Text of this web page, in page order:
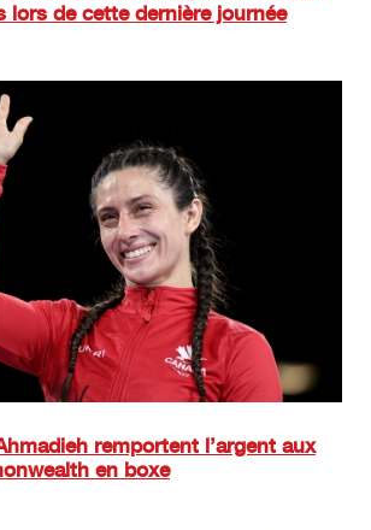
lors de cette dernière journée
remportent l’argent aux
en boxe